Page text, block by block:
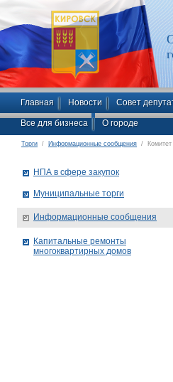
Главная Новости Совет
Все для бизнеса О городе
Торги / Информационные сообщения / Комитет
НПА в сфере закупок
Муниципальные торги
Информационные сообщения
Капитальные ремонты
многоквартирных домов